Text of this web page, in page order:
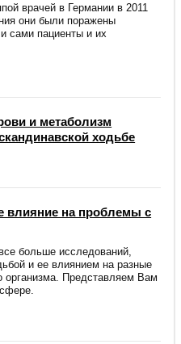
врачей в Германии в 2011
они были поражены
сами пациенты и их
и метаболизм
ходьбе
влияние на проблемы с
больше исследований,
и ее влиянием на разные
организма. Представляем Вам